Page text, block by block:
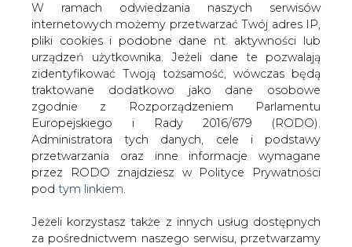
WŁĄCZ CIRE.TV
W ramach odwiedzania naszych serwisów
internetowych możemy przetwarzać Twój adres IP,
pliki cookies i podobne dane nt. aktywności lub
urządzeń użytkownika. Jeżeli dane te pozwalają
zidentyfikować Twoją tożsamość, wówczas będą
traktowane dodatkowo jako dane osobowe
zgodnie z Rozporządzeniem Parlamentu
Europejskiego i Rady 2016/679 (RODO).
Administratora tych danych, cele i podstawy
przetwarzania oraz inne informacje wymagane
przez RODO znajdziesz w Polityce Prywatności
pod tym linkiem.
Jeżeli korzystasz także z innych usług dostępnych
za pośrednictwem naszego serwisu, przetwarzamy